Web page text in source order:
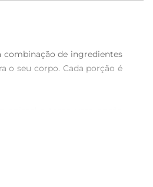
combinação de ingredientes
o seu corpo. Cada porção é
contém adiçãode açúcares
agitada, mas não abre